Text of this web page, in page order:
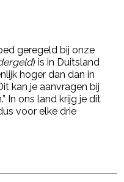
geregeld bij onze
) is in Duitsland
hoger dan dan in
kan je aanvragen bij
In ons land krijg je dit
voor elke drie